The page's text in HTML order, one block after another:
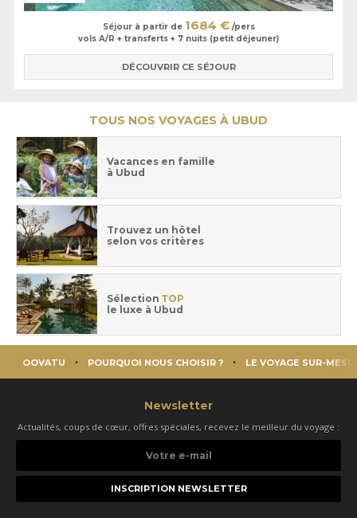
Séjour à partir de 1684 €/pers
vols A/R + transferts + 7 nuits (petit déjeuner)
DÉCOUVRIR CE SÉJOUR
TOUS NOS VOYAGES À UBUD
Vacances en famille
à Ubud
Trouvez un hôtel
selon vos critères
Sélection TOP
le luxe à Ubud
OOVATU POURQUOI NOUS CHOISIR ? LE VOYAGE SUR-
Newsletter
Actualités, coups de cœur, offres spéciales, recevez le meilleur du voyage :
e-